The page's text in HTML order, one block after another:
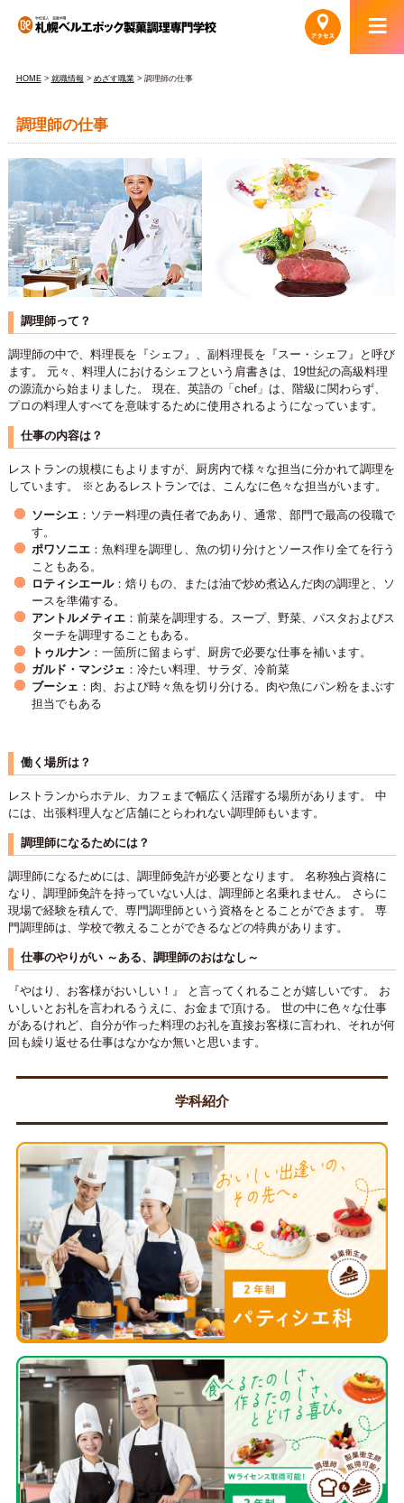
HOME> 就職情報 > めざす職業> 調理師の仕事
調理師の仕事
調理師って？
調理師の中で、料理長を『シェフ』、副料理長を『スー・シェフ』と呼び
ます。 元々、料理人におけるシェフという肩書きは、19世紀の高級料理
の源流から始まりました。 現在、英語の「chef」は、階級に関わらず、
プロの料理人すべてを意味するために使用されるようになっています。
仕事の内容は？
レストランの規模にもよりますが、厨房内で様々な担当に分かれて調理を
しています。 ※とあるレストランでは、こんなに色々な担当がいます。
ソーシエ：ソテー料理の責任者でああり、通常、部門で最高の役職で
す。
ポワソニエ：魚料理を調理し、魚の切り分けとソース作り全てを行う
こともある。
ロティシエール：焙りもの、または油で炒め煮込んだ肉の調理と、ソ
ースを準備する。
アントルメティエ：前菜を調理する。スープ、野菜、パスタおよびス
ターチを調理することもある。
トゥルナン：一箇所に留まらず、厨房で必要な仕事を補います。
ガルド・マンジェ ：冷たい料理、サラダ、冷前菜
ブーシェ ：肉、および時々魚を切り分ける。肉や魚にパン粉をまぶす
担当でもある
働く場所は？
レストランからホテル、カフェまで幅広く活躍する場所があります。 中
には、出張料理人など店舗にとらわれない調理師もいます。
調理師になるためには？
調理師になるためには、調理師免許が必要となります。 名称独占資格に
なり、調理師免許を持っていない人は、調理師と名乗れません。 さらに
現場で経験を積んで、専門調理師という資格をとることができます。 専
門調理師は、学校で教えることができるなどの特典があります。
仕事のやりがい ～ある、調理師のおはなし～
『やはり、お客様がおいしい！』 と言ってくれることが嬉しいです。 お
いしいとお礼を言われるうえに、お金まで頂ける。 世の中に色々な仕事
があるけれど、自分が作った料理のお礼を直接お客様に言われ、それが何
回も繰り返せる仕事はなかなか無いと思います。
学科紹介